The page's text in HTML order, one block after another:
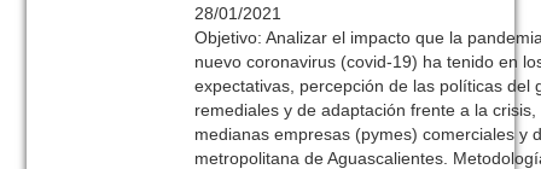
28/01/2021
Objetivo: Analizar el impacto que la
nuevo coronavirus (covid-19) ha tenido en
expectativas, percepción de las políticas del
remediales y de adaptación frente a la
medianas empresas (pymes) comerciales y
metropolitana de Aguascalientes.